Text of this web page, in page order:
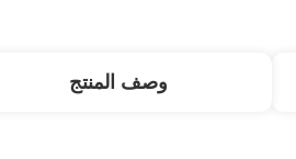
وصف المنتج